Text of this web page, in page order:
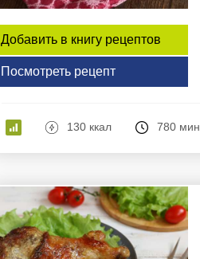
Добавить в книгу рецептов
Посмотреть рецепт
130 ккал 780 мин